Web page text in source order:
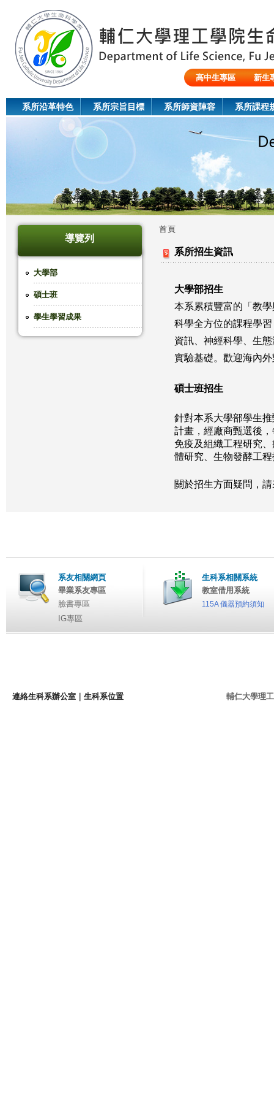
高中生專區
新生
系所沿革特色 系所宗旨目標 系所師資陣容 系所課程
導覽列
大學部
碩士班
學生學習成果
您
首頁
系所招生資訊
大學部招生
本系累積豐富的「教
科學全方位的課程學
資訊、神經科學、生
實驗基礎。歡迎海內
碩士班招生
針對本系大學部學生
計畫，經廠商甄選後
免疫及組織工程研究
體研究、生物發酵工
關於招生方面疑問，
系友相關網頁
畢業系友專區
臉書專區
IG專區
生科系相關系統
教室借用系統
115A 儀器預約須知
連絡生科系辦公室 生科系位置 輔仁大學理